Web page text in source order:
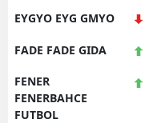
EYGYO EYG GMYO
FADE FADE GIDA
FENER
FENERBAHCE
FUTBOL